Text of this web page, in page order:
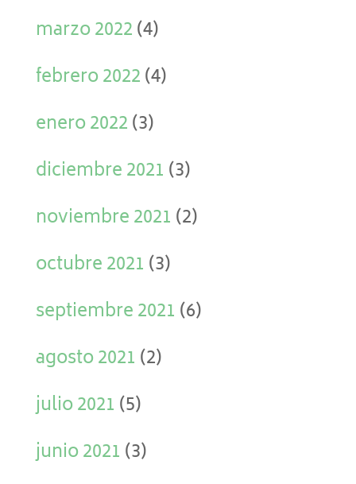
marzo 2022(4)
febrero 2022(4)
enero 2022(3)
diciembre 2021 (3)
noviembre 2021 (2)
octubre 2021 (3)
septiembre 2021 (6)
agosto 2021 (2)
julio 2021 (5)
junio 2021 (3)